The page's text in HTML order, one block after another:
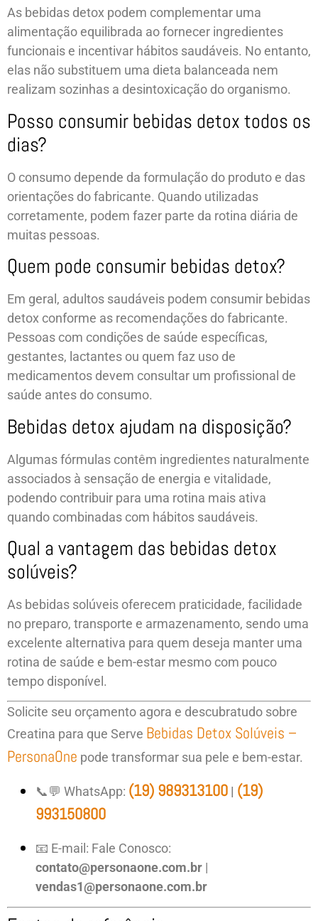
As bebidas detox podem complementar uma
alimentação equilibrada ao fornecer ingredientes
funcionais e incentivar hábitos saudáveis. No entanto,
elas não substituem uma dieta balanceada nem
realizam sozinhas a desintoxicação do organismo.
Posso consumir bebidas detox todos os
dias?
O consumo depende da formulação do produto e das
orientações do fabricante. Quando utilizadas
corretamente, podem fazer parte da rotina diária de
muitas pessoas.
Quem pode consumir bebidas detox?
Em geral, adultos saudáveis podem consumir bebidas
detox conforme as recomendações do fabricante.
Pessoas com condições de saúde específicas,
gestantes, lactantes ou quem faz uso de
medicamentos devem consultar um profissional de
saúde antes do consumo.
Bebidas detox ajudam na disposição?
Algumas fórmulas contêm ingredientes naturalmente
associados à sensação de energia e vitalidade,
podendo contribuir para uma rotina mais ativa
quando combinadas com hábitos saudáveis.
Qual a vantagem das bebidas detox
solúveis?
As bebidas solúveis oferecem praticidade, facilidade
no preparo, transporte e armazenamento, sendo uma
excelente alternativa para quem deseja manter uma
rotina de saúde e bem-estar mesmo com pouco
tempo disponível.
Solicite seu orçamento agora e descubratudo sobre
Creatina para que Serve Bebidas Detox Solúveis –
PersonaOne pode transformar sua pele e bem-estar.
📞💬 WhatsApp: (19) 989313100 | (19)
993150800
📧 E-mail: Fale Conosco:
contato@personaone.com.br |
vendas1@personaone.com.br